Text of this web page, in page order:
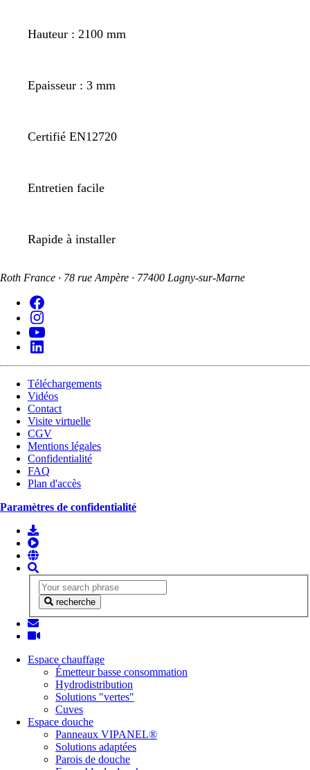
Hauteur : 2100 mm
Epaisseur : 3 mm
Certifié EN12720
Entretien facile
Rapide à installer
Roth France · 78 rue Ampère · 77400 Lagny-sur-Marne
Téléchargements
Vidéos
Contact
Visite virtuelle
CGV
Mentions légales
Confidentialité
FAQ
Plan d'accès
Paramètres de confidentialité
recherche
Espace chauffage
Émetteur basse consommation
Hydrodistribution
Solutions "vertes"
Cuves
Espace douche
Panneaux VIPANEL®
Solutions adaptées
Parois de douche